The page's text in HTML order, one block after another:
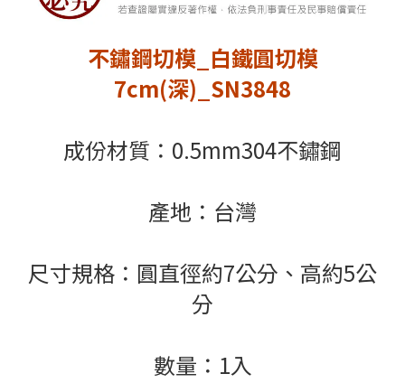
不鏽鋼切模_白鐵圓切模
7cm(深)_SN3848
成份材質：0.5mm304不鏽鋼
產地：台灣
尺寸規格：圓直徑約7公分、高約5公
分
數量：1入